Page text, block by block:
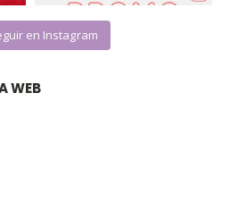
en Instagram
WEB